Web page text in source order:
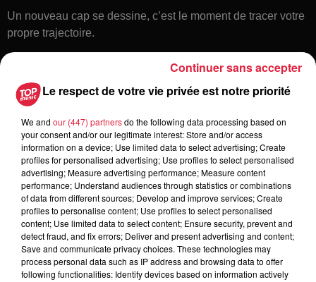
Un nouveau cap se dessine, c’est le moment de tracer votre
propre trajectoire.
Toute l'actu
6 août 2026
À Hoerdt, de l’eau brune sort des
robinets
Le respect de votre vie privée est notre priorité
We and our (447) partnersdo the following data processing based on
your consent and/or our legitimate interest: Store and/or access
information on a device; Use limited data to select advertising; Create
profiles for personalised advertising; Use profiles to select personalised
advertising; Measure advertising performance; Measure content
performance; Understand audiences through statistics or combinations
of data from different sources; Develop and improve services; Create
profiles to personalise content; Use profiles to select personalised
content; Use limited data to select content; Ensure security, prevent and
detect fraud, and fix errors; Deliver and present advertising and content;
Save and communicate privacy choices. These technologies may
process personal data such as IP address and browsing data to offer
following functionalities: Identify devices based on information actively
Continuer sans accepter